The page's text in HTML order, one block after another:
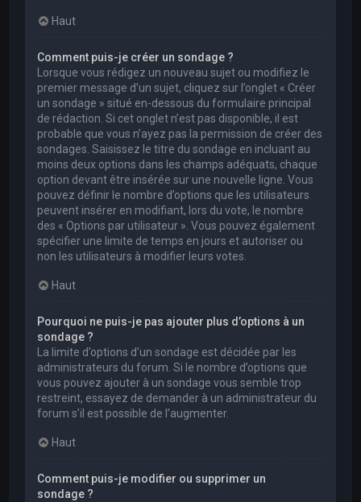
Haut
Comment puis-je créer un sondage ?
Lorsque vous rédigez un nouveau sujet ou modifiez le
premier message d’un sujet, cliquez sur l’onglet « Créer
un sondage » situé en-dessous du formulaire principal
de rédaction. Si cet onglet n’est pas disponible, il est
probable que vous n’ayez pas la permission de créer des
sondages. Saisissez le titre du sondage en incluant au
moins deux options dans les champs adéquats, chaque
option devant être insérée sur une nouvelle ligne. Vous
pouvez définir le nombre d’options que les utilisateurs
peuvent insérer en modifiant, lors du vote, le nombre
des « Options par utilisateur ». Vous pouvez également
spécifier une limite de temps en jours et autoriser ou
non les utilisateurs à modifier leurs votes.
Haut
Pourquoi ne puis-je pas ajouter plus d’options à un
sondage ?
La limite d’options d’un sondage est décidée par les
administrateurs du forum. Si le nombre d’options que
vous pouvez ajouter à un sondage vous semble trop
restreint, essayez de demander à un administrateur du
forum s’il est possible de l’augmenter.
Haut
Comment puis-je modifier ou supprimer un
sondage ?